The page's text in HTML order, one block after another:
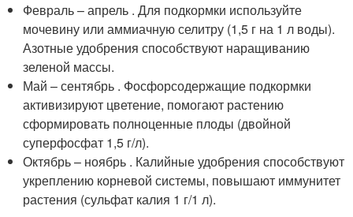
Февраль – апрель . Для подкормки используйте
мочевину или аммиачную селитру (1,5 г на 1 л воды).
Азотные удобрения способствуют наращиванию
зеленой массы.
Май – сентябрь . Фосфорсодержащие подкормки
активизируют цветение, помогают растению
сформировать полноценные плоды (двойной
суперфосфат 1,5 г/л).
Октябрь – ноябрь . Калийные удобрения способствуют
укреплению корневой системы, повышают иммунитет
растения (сульфат калия 1 г/1 л).